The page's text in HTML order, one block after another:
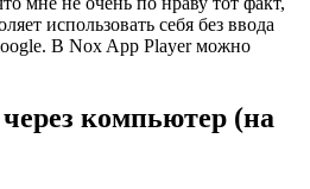
использовать себя без ввода
В Nox App Player можно
компьютер (на